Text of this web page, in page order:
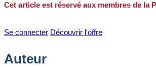
Cet article est réservé aux membres de la
Se connecter Découvrir l'offre
Auteur